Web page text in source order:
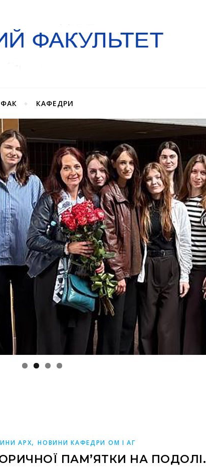
КАФЕДРИ
АРХ,НОВИНИ КАФЕДРИ ОМ І АГ
ПАМ’ЯТКИ НА ПОДОЛІ.